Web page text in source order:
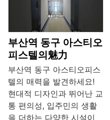
부산역 동구 아스티오
피스텔의魅力
부산역 동구 아스티오피스
텔의 매력을 발견하세요!
현대적 디자인과 뛰어난 교
통 편의성, 입주민의 생활
을 더하는 다양한 시설이